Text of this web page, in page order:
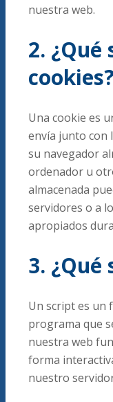
nuestra web.
2. ¿Qué
cookies?
Una cookie es
envía junto con
su navegador
ordenador u
almacenada
servidores o a
apropiados
3. ¿Qué
Un script es un
programa que
nuestra web
forma
nuestro